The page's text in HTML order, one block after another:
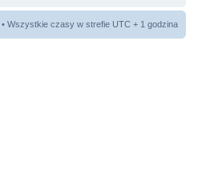
• Wszystkie czasy w strefie UTC + 1 godzina